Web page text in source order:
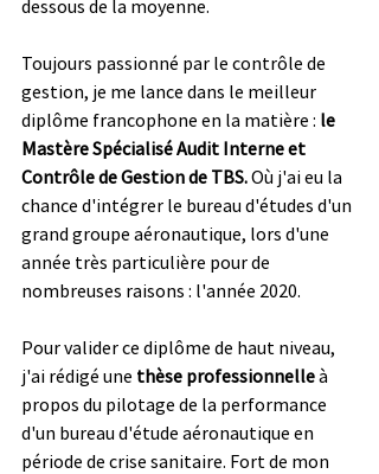
dessous de la moyenne.
Toujours passionné par le contrôle de
gestion, je me lance dans le meilleur
diplôme francophone en la matière : le
Mastère Spécialisé Audit Interne et
Contrôle de Gestion de TBS. Où j'ai eu la
chance d'intégrer le bureau d'études d'un
grand groupe aéronautique, lors d'une
année très particulière pour de
nombreuses raisons : l'année 2020.
Pour valider ce diplôme de haut niveau,
j'ai rédigé une thèse professionnelle à
propos du pilotage de la performance
d'un bureau d'étude aéronautique en
période de crise sanitaire. Fort de mon